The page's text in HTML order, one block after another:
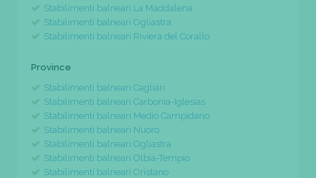
Stabilimenti balneari La Maddalena
Stabilimenti balneari Ogliastra
Stabilimenti balneari Riviera del Corallo
Province
Stabilimenti balneari Cagliari
Stabilimenti balneari Carbonia-Iglesias
Stabilimenti balneari Medio Campidano
Stabilimenti balneari Nuoro
Stabilimenti balneari Ogliastra
Stabilimenti balneari Olbia-Tempio
Stabilimenti balneari Oristano